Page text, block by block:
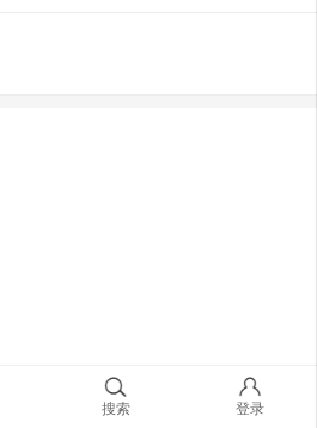
搜索 登录